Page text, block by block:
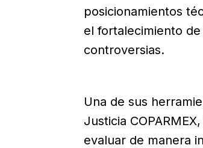
posicionamientos
el fortalecimiento
controversias.
Una de sus
Justicia
evaluar de manera